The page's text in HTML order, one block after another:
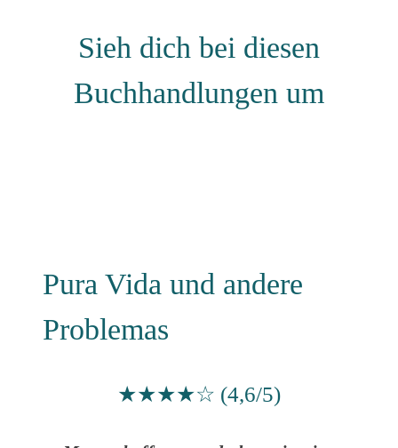
Sieh dich bei diesen
Buchhandlungen um
Pura Vida und andere
Problemas
★★★★☆ (4,6/5)